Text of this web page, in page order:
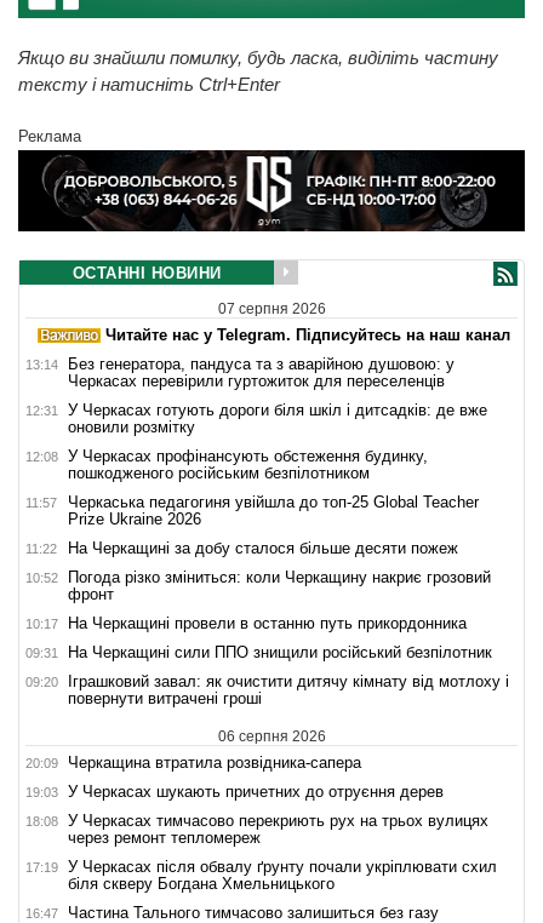
Якщо ви знайшли помилку, будь ласка, виділіть частину
тексту і натисніть Ctrl+Enter
Реклама
ОСТАННІ НОВИНИ
07 серпня 2026
Читайте нас у Telegram. Підписуйтесь на наш канал
13:14
Без генератора, пандуса та з аварійною душовою: у
Черкасах перевірили гуртожиток для переселенців
12:31
У Черкасах готують дороги біля шкіл і дитсадків: де вже
оновили розмітку
12:08
У Черкасах профінансують обстеження будинку,
пошкодженого російським безпілотником
11:57
Черкаська педагогиня увійшла до топ-25 Global Teacher
Prize Ukraine 2026
11:22 На Черкащині за добу сталося більше десяти пожеж
10:52
Погода різко зміниться: коли Черкащину накриє грозовий
фронт
10:17 На Черкащині провели в останню путь прикордонника
09:31 На Черкащині сили ППО знищили російський безпілотник
09:20
Іграшковий завал: як очистити дитячу кімнату від мотлоху і
повернути витрачені гроші
06 серпня 2026
20:09 Черкащина втратила розвідника-сапера
19:03 У Черкасах шукають причетних до отруєння дерев
18:08
У Черкасах тимчасово перекриють рух на трьох вулицях
через ремонт тепломереж
17:19
У Черкасах після обвалу ґрунту почали укріплювати схил
біля скверу Богдана Хмельницького
16:47 Частина Тального тимчасово залишиться без газу